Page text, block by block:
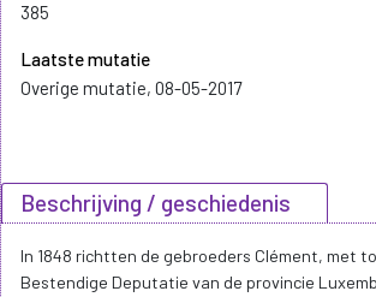
385
Laatste mutatie
Overige mutatie, 08-05-2017
Beschrijving / geschiedenis
In 1848 richtten de gebroeders Clément, met
Bestendige Deputatie van de provincie